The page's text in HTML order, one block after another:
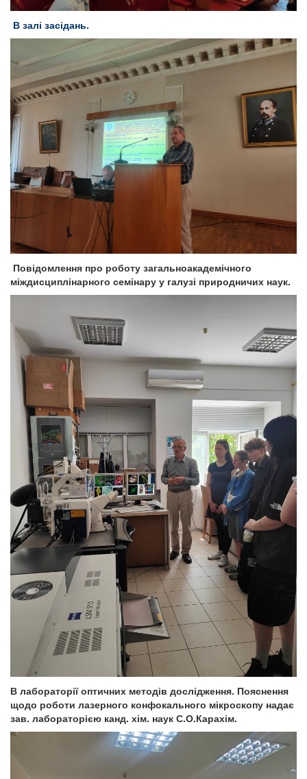
В залі засідань.
Повідомлення про роботу загальноакадемічного
міждисциплінарного семінару у галузі природничих наук.
В лабораторії оптичних методів дослідження. Пояснення
щодо роботи лазерного конфокального мікроскопу надає
зав. лабораторією канд. хім. наук С.О.Карахім.